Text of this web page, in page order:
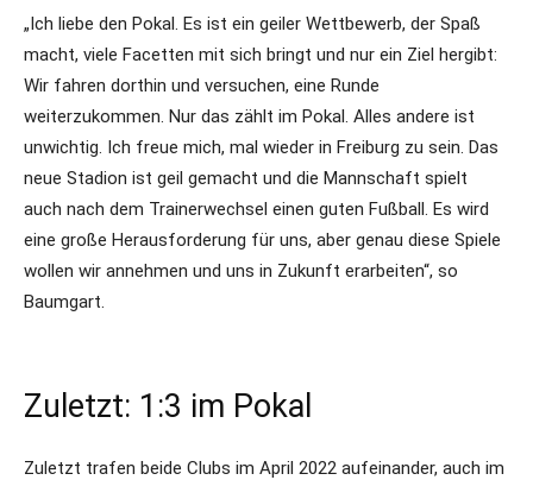
„Ich liebe den Pokal. Es ist ein geiler Wettbewerb, der Spaß
macht, viele Facetten mit sich bringt und nur ein Ziel hergibt:
Wir fahren dorthin und versuchen, eine Runde
weiterzukommen. Nur das zählt im Pokal. Alles andere ist
unwichtig. Ich freue mich, mal wieder in Freiburg zu sein. Das
neue Stadion ist geil gemacht und die Mannschaft spielt
auch nach dem Trainerwechsel einen guten Fußball. Es wird
eine große Herausforderung für uns, aber genau diese Spiele
wollen wir annehmen und uns in Zukunft erarbeiten“, so
Baumgart.
Zuletzt: 1:3 im Pokal
Zuletzt trafen beide Clubs im April 2022 aufeinander, auch im